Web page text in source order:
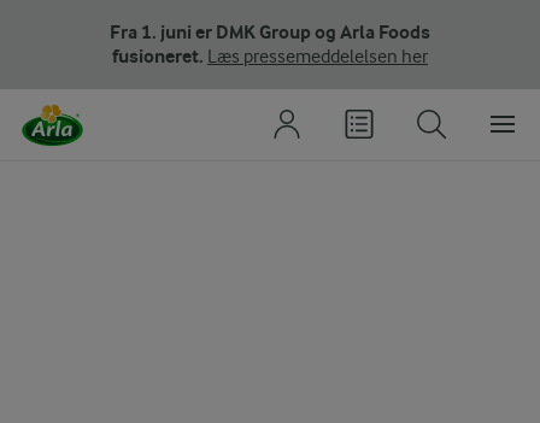
Fra 1. juni er DMK Group og Arla Foods
fusioneret. Læs pressemeddelelsen her